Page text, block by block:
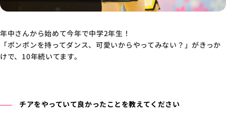
年中さんから始めて今年で中学2年生！
「ポンポンを持ってダンス、可愛いからやってみない？」がきっか
けで、10年続いてます。
チアをやっていて良かったことを教えてください